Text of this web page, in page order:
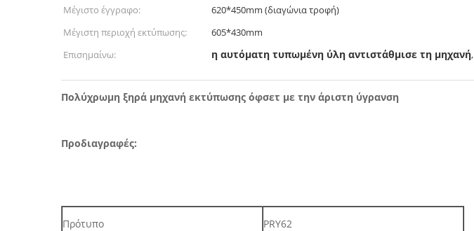
Μέγιστο έγγραφο: 620*450mm (διαγώνια τροφή)
Μέγιστη περιοχή εκτύπωσης:
605*430mm
Επισημαίνω:
η αυτόματη τυπωμένη ύλη αντιστάθμισε τη μηχανή,
Πολύχρωμη ξηρά μηχανή εκτύπωσης όφσετ με την άριστη ύγρανση
Προδιαγραφές:
Πρότυπο PRY62